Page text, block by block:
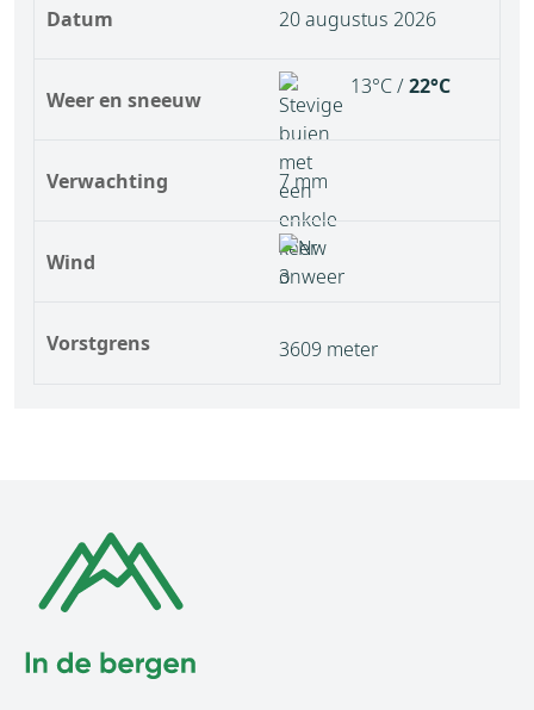
Datum
Weer en sneeuw
Verwachting
Wind
Vorstgrens
20 augustus 2026
13°C /22°C
7 mm
3609 meter